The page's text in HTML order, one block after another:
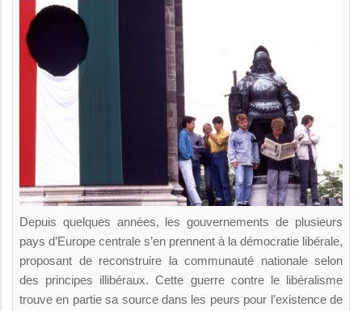
Depuis quelques années, les gouvernements de plusieurs
pays d’Europe centrale s’en prennent à la démocratie libérale,
proposant de reconstruire la communauté nationale selon
des principes illibéraux. Cette guerre contre le libéralisme
trouve en partie sa source dans les peurs pour l’existence de